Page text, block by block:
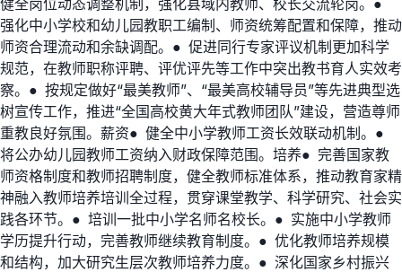
强化中小学校和幼儿园教职工编制、师资统筹配置和保障，推动
师资合理流动和余缺调配。● 促进同行专家评议机制更加科学
规范，在教师职称评聘、评优评先等工作中突出教书育人实效考
察。● 按规定做好“最美教师”、“最美高校辅导员”等先进典型选
树宣传工作，推进“全国高校黄大年式教师团队”建设，营造尊师
重教良好氛围。薪资● 健全中小学教师工资长效联动机制。●
将公办幼儿园教师工资纳入财政保障范围。培养● 完善国家教
师资格制度和教师招聘制度，健全教师标准体系，推动教育家精
神融入教师培养培训全过程，贯穿课堂教学、科学研究、社会实
践各环节。● 培训一批中小学名师名校长。● 实施中小学教师
学历提升行动，完善教师继续教育制度。● 优化教师培养规模
和结构，加大研究生层次教师培养力度。● 深化国家乡村振兴